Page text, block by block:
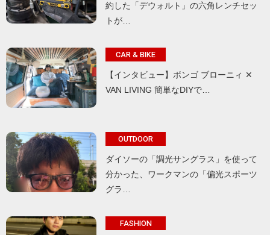
約した「デウォルト」の六角レンチセッ
トが…
CAR & BIKE
【インタビュー】ボンゴ ブローニィ ✕
VAN LIVING 簡単なDIYで…
OUTDOOR
ダイソーの「調光サングラス」を使って
分かった、ワークマンの「偏光スポーツ
グラ…
FASHION